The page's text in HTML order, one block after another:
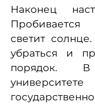
Наконец
светит
убраться и
порядок. В
университете